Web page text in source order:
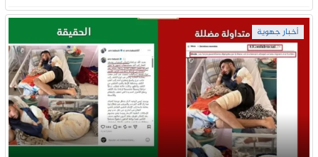
أخبار جهوية